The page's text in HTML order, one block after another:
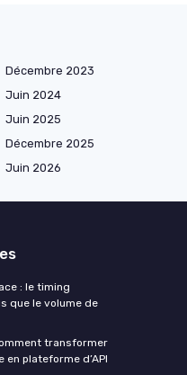
Décembre 2023
Juin 2024
Juin 2025
Décembre 2025
Juin 2026
: le timing
que le volume de
transformer
plateforme d’API